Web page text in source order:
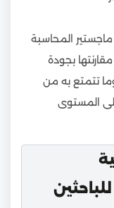
المحاسبة
بجودة
تتمتع به من
المستوى